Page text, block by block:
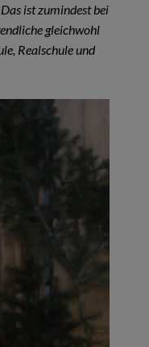
ist zumindest bei
gleichwohl
Realschule und